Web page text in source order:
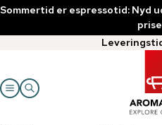
Sommertid er espressotid: Nyd